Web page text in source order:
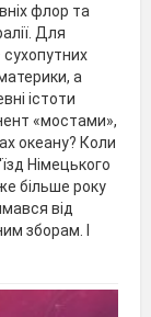
флор та
Для
а
істоти
«мостами»,
океану? Коли
Німецького
більше року
від
зборам. І